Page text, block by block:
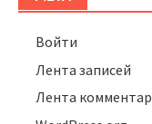
Войти
Лента записей
Лента